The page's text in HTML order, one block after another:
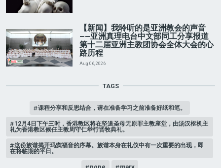
【新闻】我聆听的是亚洲教会的声音
——亚洲真理电台中文部同工分享报道
第十二届亚洲主教团协会全体大会的心
路历程
Aug 06, 2026
TAGS
课程分享和反思结合，请在准备学习之前准备好纸和笔。
12月4日下午三时，香港教区将在坚道圣母无原罪主教座堂，由汤汉枢机主
礼为香港教区候任主教周守仁举行晋牧典礼。
这份族谱揭开玛窦福音的序幕。族谱本身在礼仪中有一次重要的出现，即
在将临期的平日。